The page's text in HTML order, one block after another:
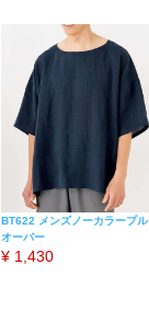
BT622 メンズノーカラープル
オーバー
¥ 1,430